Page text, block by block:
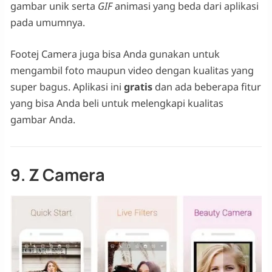
gambar unik serta GIFanimasi yang beda dari aplikasi
pada umumnya.
Footej Camera juga bisa Anda gunakan untuk
mengambil foto maupun video dengan kualitas yang
super bagus. Aplikasi ini gratis dan ada beberapa fitur
yang bisa Anda beli untuk melengkapi kualitas
gambar Anda.
9. Z Camera